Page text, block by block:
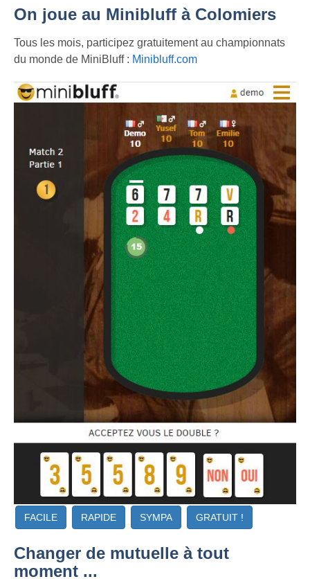
On joue au Minibluff à Colomiers
Tous les mois, participez gratuitement au championnats
du monde de MiniBluff : Minibluff.com
FACILE RAPIDE SYMPA GRATUIT !
Changer de mutuelle à tout
moment ...